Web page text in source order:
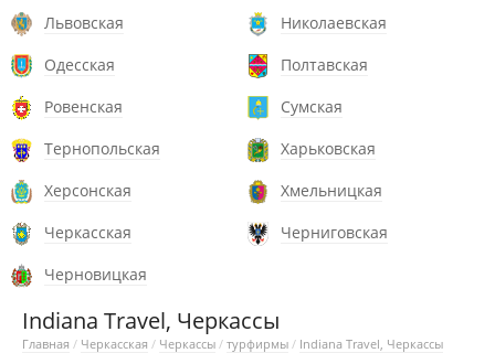
Львовская
Николаевская
Одесская
Полтавская
Ровенская
Сумская
Тернопольская
Харьковская
Херсонская
Хмельницкая
Черкасская
Черниговская
Черновицкая
Indiana Travel, Черкассы
Главная / Черкасская / Черкассы / турфирмы / Indiana Travel, Черкассы